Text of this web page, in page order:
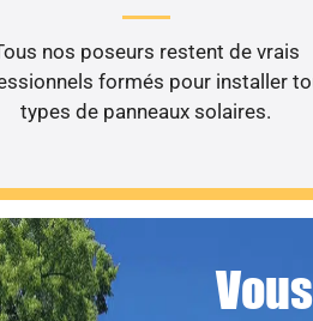
nos poseurs restent de vrais
formés pour installer
types de panneaux solaires.